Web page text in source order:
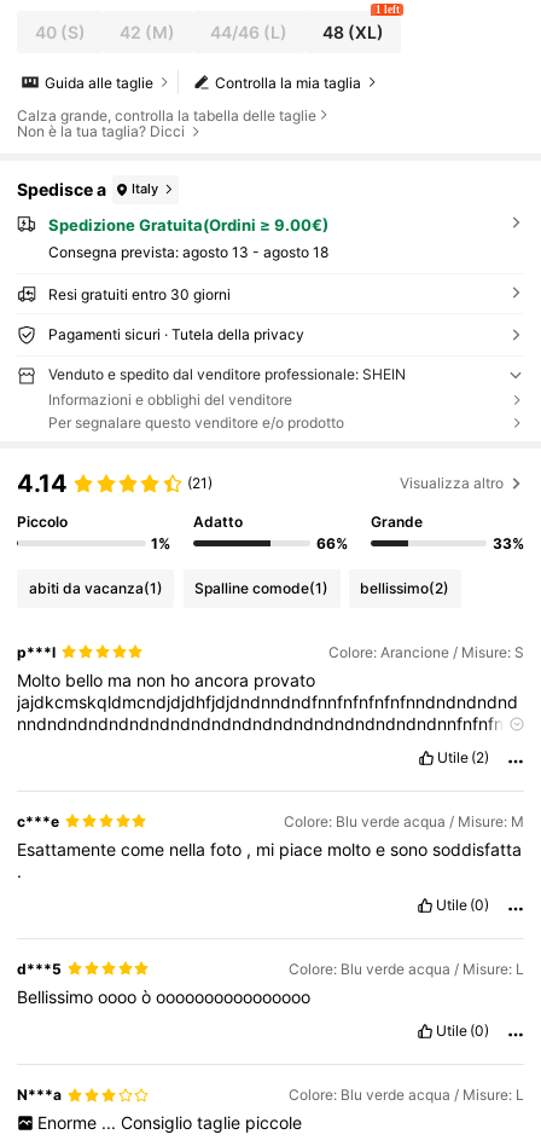
40(S) 42 (M) 44/46 (L) 48(XL)
1 left
Controlla la mia taglia
Guida alle taglie
Calza grande, controlla la tabella delle taglie
Non è la tua taglia? Dicci
Spedisce a Italy
Spedizione Gratuita(Ordini ≥ 9.00€)
Consegna prevista: agosto 13 - agosto 18
Resi gratuiti entro 30 giorni
Pagamenti sicuri · Tutela della privacy
Venduto e spedito dal venditore professionale: SHEIN
Informazioni e obblighi del venditore
Per segnalare questo venditore e/o prodotto
4.14 (21) Visualizza altro
Piccolo
1%
Adatto
66%
Grande
33%
abiti da vacanza(1) Spalline comode(1) bellissimo(2)
p***l Colore: Arancione / Misure: S
Molto bello ma non hoancora provato
jajdkcmskqldmcndjdjdhfjdjdndnndndfnnfnfnfnfnfnndndndndnd
nndndndndndndndndndndndndndndndndndndndndnnfnfnfnd
Utile (2)
c***e Colore: Blu verde acqua / Misure: M
Esattamentecome nellafoto , mi piace moltoesonosoddisfatta
.
Utile (0)
d***5 Colore: Blu verde acqua / Misure: L
Bellissimoooooòoooooooooooooooo
Utile (0)
N***a Colore: Blu verde acqua / Misure: L
Enorme ... Consiglio taglie piccole